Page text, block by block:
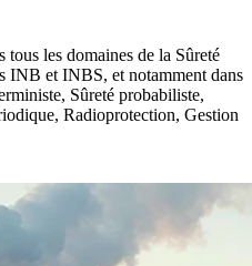
tous les domaines de la Sûreté
INB et INBS, et notamment dans
Sûreté probabiliste,
Radioprotection, Gestion